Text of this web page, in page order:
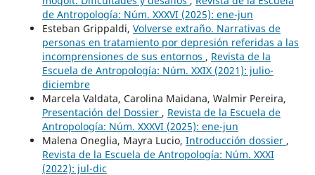
de Antropología: Núm. XXXVI (2025): ene-jun
Esteban Grippaldi, Volverse extraño. Narrativas de
personas en tratamiento por depresión referidas a las
incomprensiones de sus entornos , Revista de la
Escuela de Antropología: Núm. XXIX (2021): julio-
diciembre
Marcela Valdata, Carolina Maidana, Walmir Pereira,
Presentación del Dossier , Revista de la Escuela de
Antropología: Núm. XXXVI (2025): ene-jun
Malena Oneglia, Mayra Lucio, Introducción dossier ,
Revista de la Escuela de Antropología: Núm. XXXI
(2022): jul-dic